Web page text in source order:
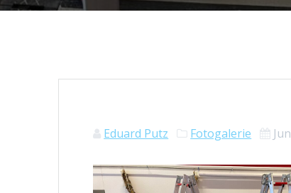
Eduard Putz Fotogalerie